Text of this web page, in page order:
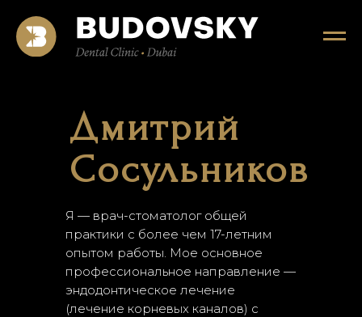
Я — врач-стоматолог общей
практики с более чем 17-летним
опытом работы. Мое основное
профессиональное направление —
эндодонтическое лечение
(лечение корневых каналов) с
Дмитрий
Сосульников